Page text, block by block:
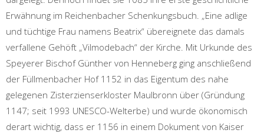
Erwähnung im Reichenbacher Schenkungsbuch. „Eine adlige
und tüchtige Frau namens Beatrix“ übereignete das damals
verfallene Gehöft „Vilmodebach“ der Kirche. Mit Urkunde des
Speyerer Bischof Günther von Henneberg ging anschließend
der Füllmenbacher Hof 1152 in das Eigentum des nahe
gelegenen Zisterzienserkloster Maulbronn über (Gründung
1147; seit 1993 UNESCO-Welterbe) und wurde ökonomisch
derart wichtig, dass er 1156 in einem Dokument von Kaiser